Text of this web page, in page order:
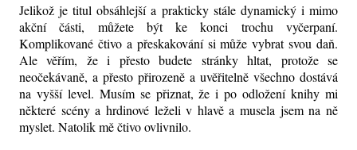
Jelikož je titul obsáhlejší a prakticky stále dynamický i mimo
akční části, můžete být ke konci trochu vyčerpaní.
Komplikované čtivo a přeskakování si může vybrat svou daň.
Ale věřím, že i přesto budete stránky hltat, protože se
neočekávaně, a přesto přirozeně a uvěřitelně všechno dostává
na vyšší level. Musím se přiznat, že i po odložení knihy mi
některé scény a hrdinové leželi v hlavě a musela jsem na ně
myslet. Natolik mě čtivo ovlivnilo.